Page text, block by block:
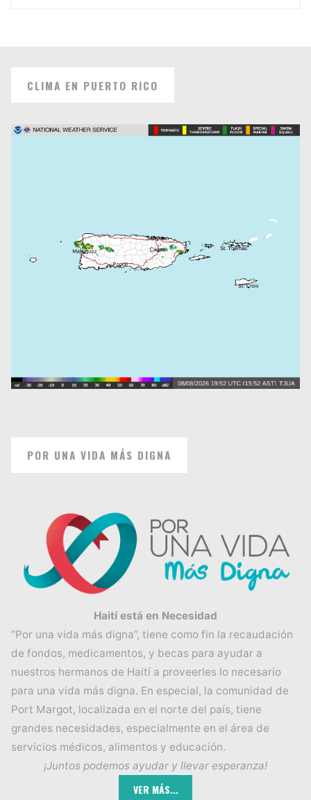
CLIMA EN PUERTO RICO
POR UNA VIDA MÁS DIGNA
Haití está en Necesidad
“Por una vida más digna”, tiene como fin la recaudación
de fondos, medicamentos, y becas para ayudar a
nuestros hermanos de Haití a proveerles lo necesario
para una vida más digna. En especial, la comunidad de
Port Margot, localizada en el norte del país, tiene
grandes necesidades, especialmente en el área de
servicios médicos, alimentos y educación.
¡Juntos podemos ayudar y llevar esperanza!